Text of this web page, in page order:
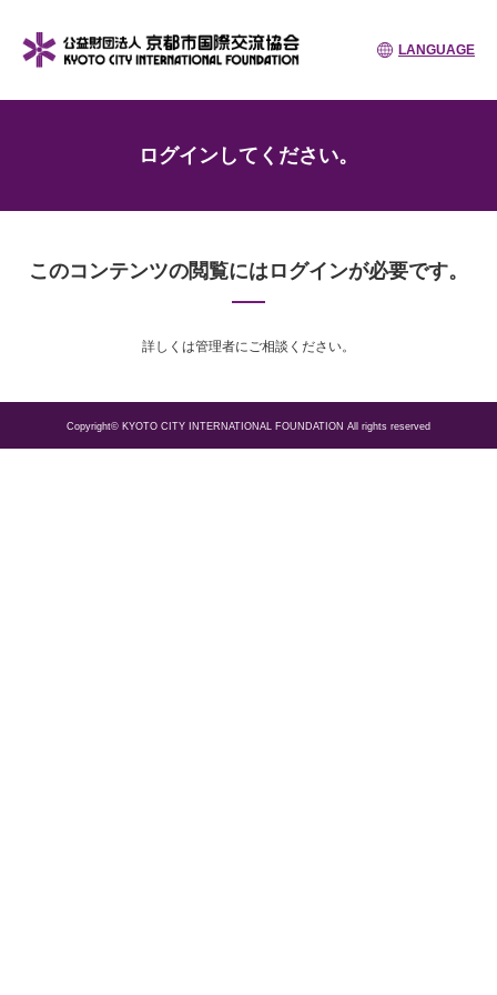
LANGUAGE
ログインしてください。
このコンテンツの閲覧にはログインが必要です。
詳しくは管理者にご相談ください。
Copyright© KYOTO CITY INTERNATIONAL FOUNDATION All rights reserved